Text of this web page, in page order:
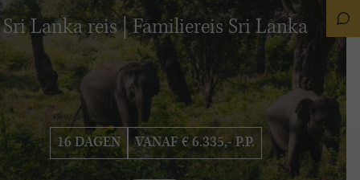
Sri Lanka reis | Familiereis Sri Lanka
16 DAGEN VANAF € 6.335,- P.P.